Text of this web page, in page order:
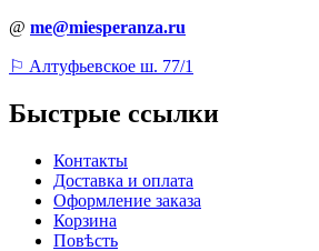
@ me@miesperanza.ru
⚐ Алтуфьевское ш. 77/1
Быстрые ссылки
Контакты
Доставка и оплата
Оформление заказа
Корзина
Повѣсть